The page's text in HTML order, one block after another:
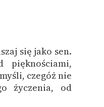
się jako sen.
pięknościami,
czegóż nie
życzenia, od